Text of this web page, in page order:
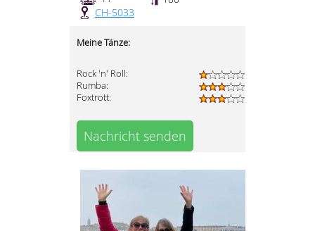
CH-5033
Meine Tänze:
Rock 'n' Roll:
Rumba:
Foxtrott:
Nachricht senden